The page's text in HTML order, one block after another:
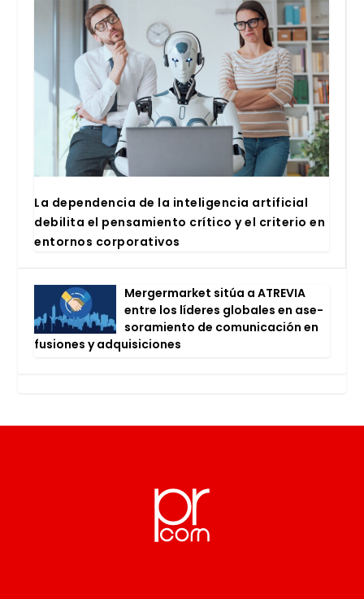
La depen­den­cia de la inte­li­gen­cia arti­fi­cial
debi­li­ta el pen­sa­mien­to crí­ti­co y el cri­te­rio en
entor­nos cor­po­ra­ti­vos
Mer­ger­mar­ket sitúa a ATRE­VIA
entre los líde­res glo­ba­les en ase­
so­ra­mien­to de comu­ni­ca­ción en
fusio­nes y adqui­si­cio­nes